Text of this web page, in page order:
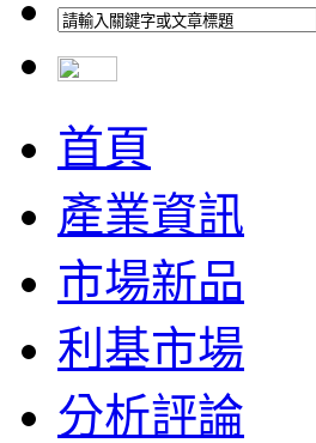
首頁
產業資訊
市場新品
利基市場
分析評論